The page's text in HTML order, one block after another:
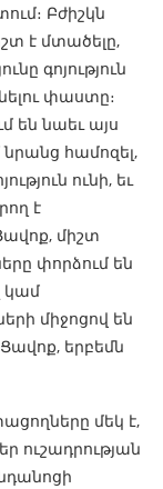
Բժիշկն
է մտածելը,
գոյություն
փաստը։
են նաեւ այս
համոզել,
ունի, եւ
է
միշտ
փորձում են
կամ
միջոցով են
երբեմն
մեկ է,
ուշադրության